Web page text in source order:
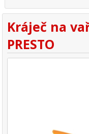
Kráječ na
PRESTO